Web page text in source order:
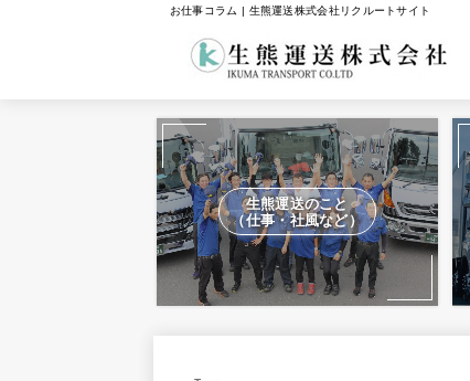
お仕事コラム | 生熊運送株式会社リクルートサイト
生熊運送のこと
（仕事・社風など）